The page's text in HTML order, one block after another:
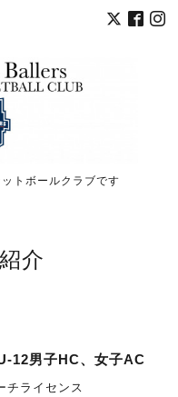
トボールクラブです
介
12男子HC、女子AC
チライセンス